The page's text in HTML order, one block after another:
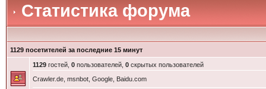
Статистика форума
1129 посетителей за последние 15 минут
1129гостей, 0пользователей, 0скрытых пользователей
Crawler.de, msnbot, Google, Baidu.com